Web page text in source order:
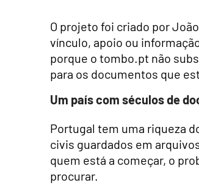
O projeto foi criado por
vínculo, apoio ou
porque o tombo.pt não
para os documentos que
Um país com séculos de
Portugal tem uma riqueza
civis guardados em
quem está a começar, o
procurar.